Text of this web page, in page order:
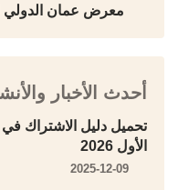
معرض عمان الدولي
أحدث الأخبار
تحميل دليل الاشتراك
الأول 2026
2025-12-09